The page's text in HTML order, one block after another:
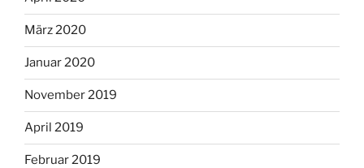
März 2020
Januar 2020
November 2019
April 2019
Februar 2019